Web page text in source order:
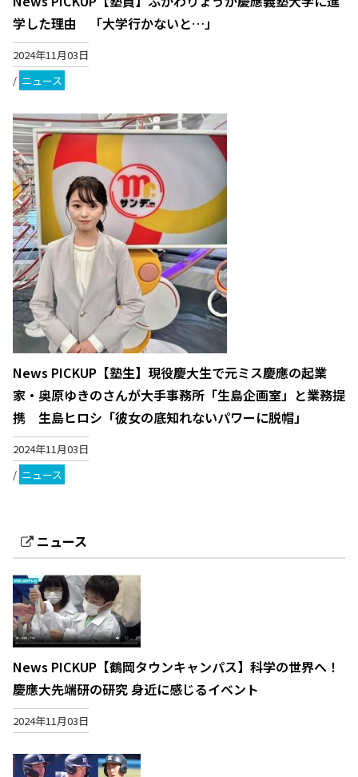
学した理由 「大学行かないと…」
2024年11月03日
/ ニュース
News PICKUP【塾生】現役慶大生で元ミス慶應の起業
家・奥原ゆきのさんが大手事務所「生島企画室」と業務提
携 生島ヒロシ「彼女の底知れないパワーに脱帽」
2024年11月03日
/ ニュース
ニュース
News PICKUP【鶴岡タウンキャンパス】科学の世界へ！
慶應大先端研の研究 身近に感じるイベント
2024年11月03日